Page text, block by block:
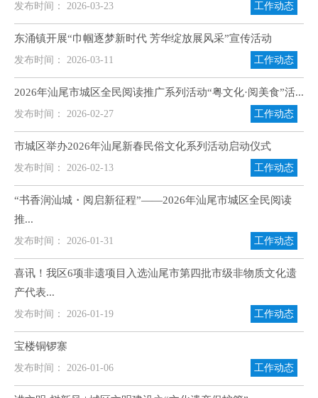
发布时间： 2026-03-23 工作动态
东涌镇开展“巾帼逐梦新时代 芳华绽放展风采”宣传活动
发布时间： 2026-03-11 工作动态
2026年汕尾市城区全民阅读推广系列活动“粤文化·阅美食”活...
发布时间： 2026-02-27 工作动态
市城区举办2026年汕尾新春民俗文化系列活动启动仪式
发布时间： 2026-02-13 工作动态
“书香润汕城・阅启新征程”——2026年汕尾市城区全民阅读
推...
发布时间： 2026-01-31 工作动态
喜讯！我区6项非遗项目入选汕尾市第四批市级非物质文化遗
产代表...
发布时间： 2026-01-19 工作动态
宝楼铜锣寨
发布时间： 2026-01-06 工作动态